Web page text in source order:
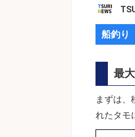
船釣り
最
まずは、
れたタモ